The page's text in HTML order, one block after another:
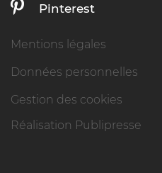
Pinterest
Mentions légales
Données personnelles
Gestion des cookies
Réalisation Publipresse